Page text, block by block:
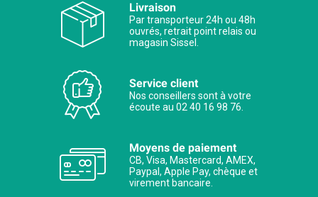
Livraison
Par transporteur 24h ou 48h
ouvrés, retrait point relais ou
magasin Sissel.
Service client
Nos conseillers sont à votre
écoute au 02 40 16 98 76.
Moyens de paiement
CB, Visa, Mastercard, AMEX,
Paypal, Apple Pay, chèque et
virement bancaire.